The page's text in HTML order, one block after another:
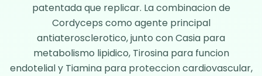
patentada que replicar. La combinacion de
Cordyceps como agente principal
antiaterosclerotico, junto con Casia para
metabolismo lipidico, Tirosina para funcion
endotelial y Tiamina para proteccion cardiovascular,